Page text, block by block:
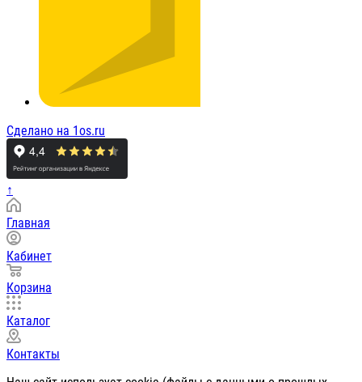
Сделано на 1os.ru
↑
Главная
Кабинет
Корзина
Каталог
Контакты